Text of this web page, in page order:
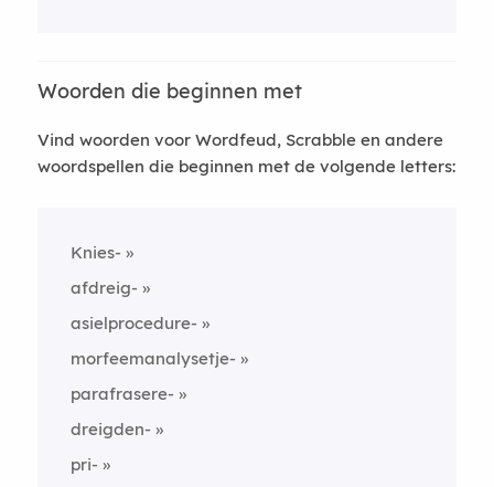
Woorden die beginnen met
Vind woorden voor Wordfeud, Scrabble en andere
woordspellen die beginnen met de volgende letters:
Knies-
afdreig-
asielprocedure-
morfeemanalysetje-
parafrasere-
dreigden-
pri-